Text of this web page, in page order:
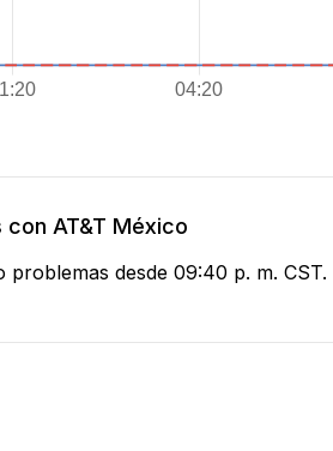
AT&T México
problemas desde 09:40 p. m. CST.